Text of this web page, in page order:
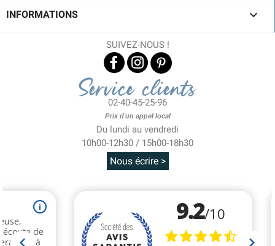
INFORMATIONS 
SUIVEZ-NOUS !
Service clients
02-40-45-25-96
Prix d'un appel local
Du lundi au vendredi
10h00-12h30 / 15h00-18h30
Nous écrire >